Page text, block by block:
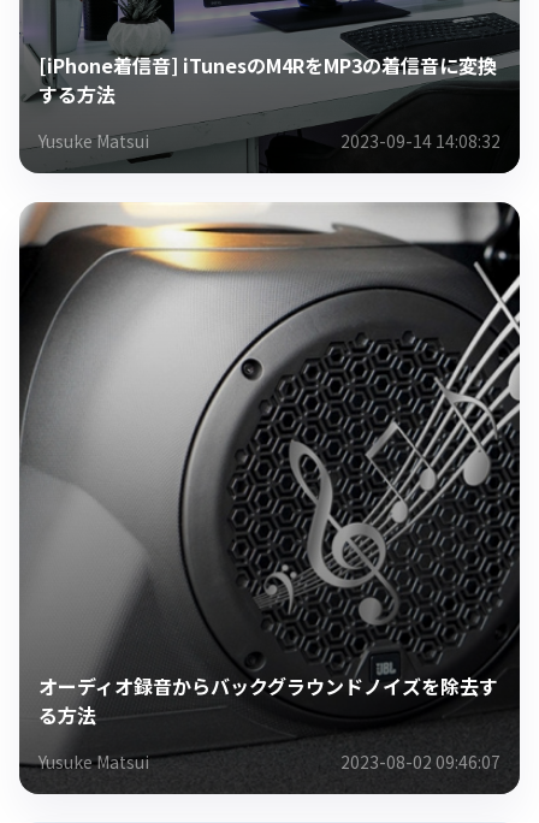
[iPhone着信音] iTunesのM4RをMP3の着信音に変換
する方法
Yusuke Matsui 2023-09-14 14:08:32
オーディオ録音からバックグラウンドノイズを除去す
る方法
Yusuke Matsui 2023-08-02 09:46:07